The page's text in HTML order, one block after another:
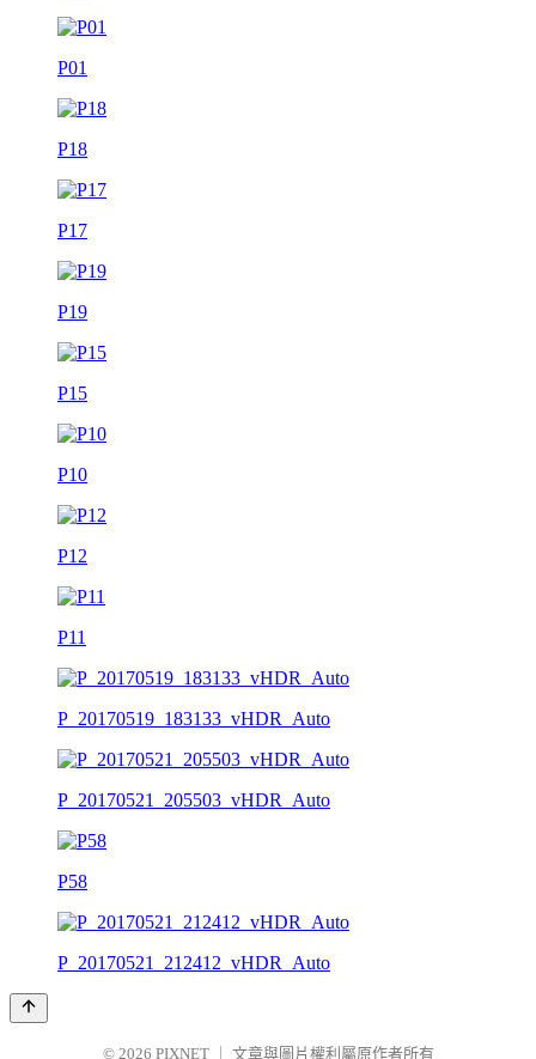
P01
P18
P17
P19
P15
P10
P12
P11
P_20170519_183133_vHDR_Auto
P_20170521_205503_vHDR_Auto
P58
P_20170521_212412_vHDR_Auto
© 2026 PIXNET 文章與圖片權利屬原作者所有